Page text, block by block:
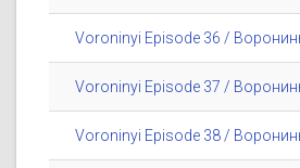
Voroninyi Episode 36 /
Voroninyi Episode 37 /
Voroninyi Episode 38 /